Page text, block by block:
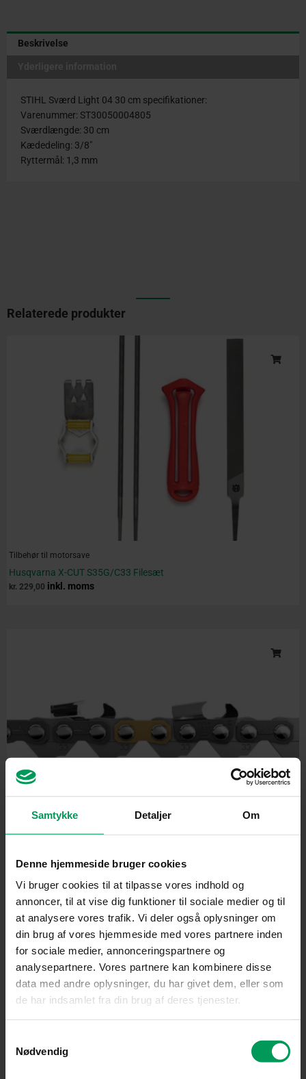
Samtykke Detaljer Om
Denne hjemmeside bruger cookies
Vi bruger cookies til at tilpasse vores indhold og
annoncer, til at vise dig funktioner til sociale medier og til
at analysere vores trafik. Vi deler også oplysninger om
din brug af vores hjemmeside med vores partnere inden
for sociale medier, annonceringspartnere og
analysepartnere. Vores partnere kan kombinere disse
data med andre oplysninger, du har givet dem, eller som
de har indsamlet fra din brug af deres tjenester.
Nødvendig
Beskrivelse
STIHL Sværd Light 04 30 cm specifikationer:
Varenummer: ST30050004805
Sværdlængde: 30 cm
Kædedeling: 3/8″
Ryttermål: 1,3 mm
Relaterede produkter
Tilbehør til motorsave
Husqvarna X-CUT S35G/C33 Filesæt
kr. 229,00 inkl. moms
Husqvarna C33 X-CUT 64 | .325″ | 1,3 mm | 38 cm
kr.229,00 inkl. moms